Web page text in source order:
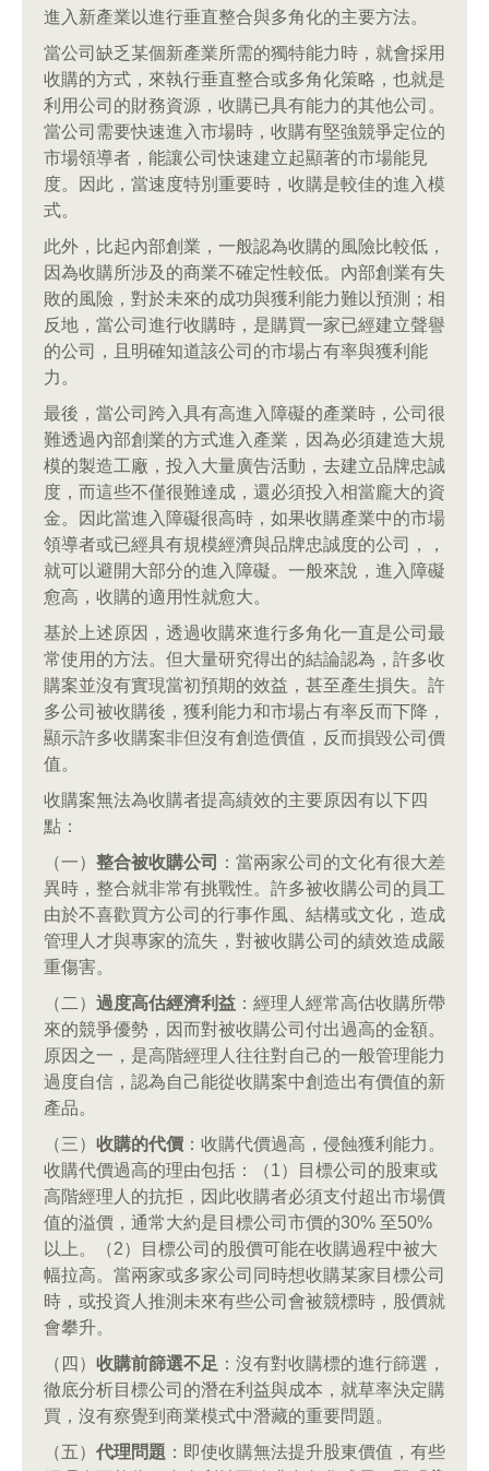
進入新產業以進行垂直整合與多角化的主要方法。
當公司缺乏某個新產業所需的獨特能力時，就會採用
收購的方式，來執行垂直整合或多角化策略，也就是
利用公司的財務資源，收購已具有能力的其他公司。
當公司需要快速進入市場時，收購有堅強競爭定位的
市場領導者，能讓公司快速建立起顯著的市場能見
度。因此，當速度特別重要時，收購是較佳的進入模
式。
此外，比起內部創業，一般認為收購的風險比較低，
因為收購所涉及的商業不確定性較低。內部創業有失
敗的風險，對於未來的成功與獲利能力難以預測；相
反地，當公司進行收購時，是購買一家已經建立聲譽
的公司，且明確知道該公司的市場占有率與獲利能
力。
最後，當公司跨入具有高進入障礙的產業時，公司很
難透過內部創業的方式進入產業，因為必須建造大規
模的製造工廠，投入大量廣告活動，去建立品牌忠誠
度，而這些不僅很難達成，還必須投入相當龐大的資
金。因此當進入障礙很高時，如果收購產業中的市場
領導者或已經具有規模經濟與品牌忠誠度的公司，，
就可以避開大部分的進入障礙。一般來說，進入障礙
愈高，收購的適用性就愈大。
基於上述原因，透過收購來進行多角化一直是公司最
常使用的方法。但大量研究得出的結論認為，許多收
購案並沒有實現當初預期的效益，甚至產生損失。許
多公司被收購後，獲利能力和市場占有率反而下降，
顯示許多收購案非但沒有創造價值，反而損毀公司價
值。
收購案無法為收購者提高績效的主要原因有以下四
點：
（一） 整合被收購公司
：當兩家公司的文化有很大差
異時，整合就非常有挑戰性。許多被收購公司的員工
由於不喜歡買方公司的行事作風、結構或文化，造成
管理人才與專家的流失，對被收購公司的績效造成嚴
重傷害。
（二） 過度高估經濟利益 ：經理人經常高估收購所帶
來的競爭優勢，因而對被收購公司付出過高的金額。
原因之一，是高階經理人往往對自己的一般管理能力
過度自信，認為自己能從收購案中創造出有價值的新
產品。
（三） 收購的代價 ：收購代價過高，侵蝕獲利能力。
收購代價過高的理由包括：（1）目標公司的股東或
高階經理人的抗拒，因此收購者必須支付超出市場價
值的溢價，通常大約是目標公司市價的30% 至50%
以上。（2）目標公司的股價可能在收購過程中被大
幅拉高。當兩家或多家公司同時想收購某家目標公司
時，或投資人推測未來有些公司會被競標時，股價就
會攀升。
（四） 收購前篩選不足 ：沒有對收購標的進行篩選，
徹底分析目標公司的潛在利益與成本，就草率決定購
買，沒有察覺到商業模式中潛藏的重要問題。
（五） 代理問題 ：即使收購無法提升股東價值，有些